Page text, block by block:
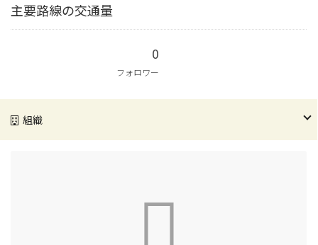
主要路線の交通量
フォロワー
0
組織